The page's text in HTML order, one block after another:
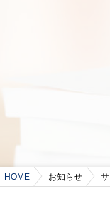
HOME お知らせ